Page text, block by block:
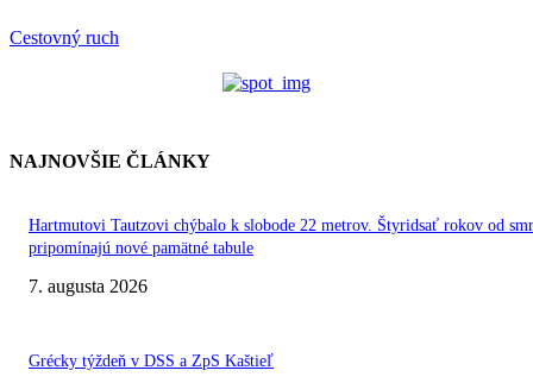
Cestovný ruch
NAJNOVŠIE ČLÁNKY
Hartmutovi Tautzovi chýbalo k slobode 22 metrov. Štyridsať rokov od
pripomínajú nové pamätné tabule
7. augusta 2026
Grécky týždeň v DSS a ZpS Kaštieľ